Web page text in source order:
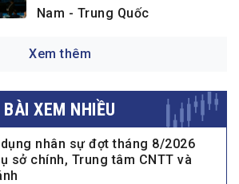
Nam - Trung Quốc
Xem thêm
BÀI XEM NHIỀU
nhân sự đợt tháng 8/2026
sở chính, Trung tâm CNTT và